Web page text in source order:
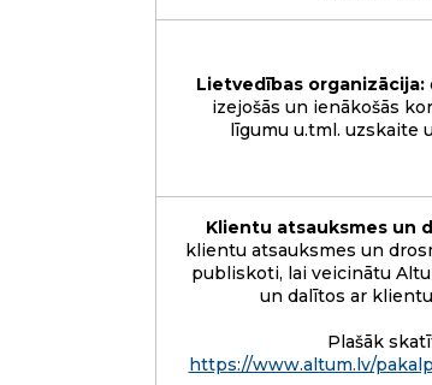
Lietvedības organizācija:
izejošās un ienākošās
līgumu u.tml. uzskaite
Klientu atsauksmes un
klientu atsauksmes un
publiskoti, lai veicinātu
un dalītos ar
Plašāk
https://www.altum.lv/